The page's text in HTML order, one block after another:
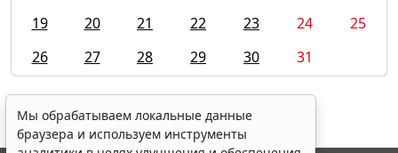
19
20 21 22 23 24
25
26
27 28 29 30 31
Мы обрабатываем локальные данные
браузера и используем инструменты